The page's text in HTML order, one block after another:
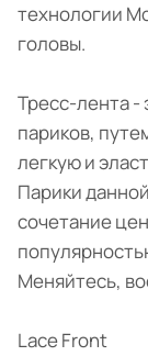
технологии
головы.
Тресс-лента -
париков,
легкую и
Парики
сочетание
Меняйтесь,
Lace Front